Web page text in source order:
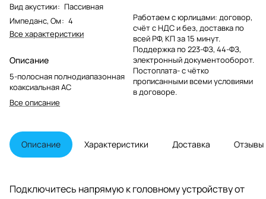
Вид акустики: Пассивная
Импеданс, Ом: 4
Все характеристики
Описание
5-полосная полнодиапазонная
коаксиальная АС
Все описание
Работаем с юрлицами: договор,
счёт с НДС и без, доставка по
всей РФ, КП за 15 минут.
Поддержка по 223-ФЗ, 44-ФЗ,
электронный документооборот.
Постоплата- с чётко
прописанными всеми условиями
в договоре.
Описание Характеристики Доставка Отзывы
Подключитесь напрямую к головному устройству от